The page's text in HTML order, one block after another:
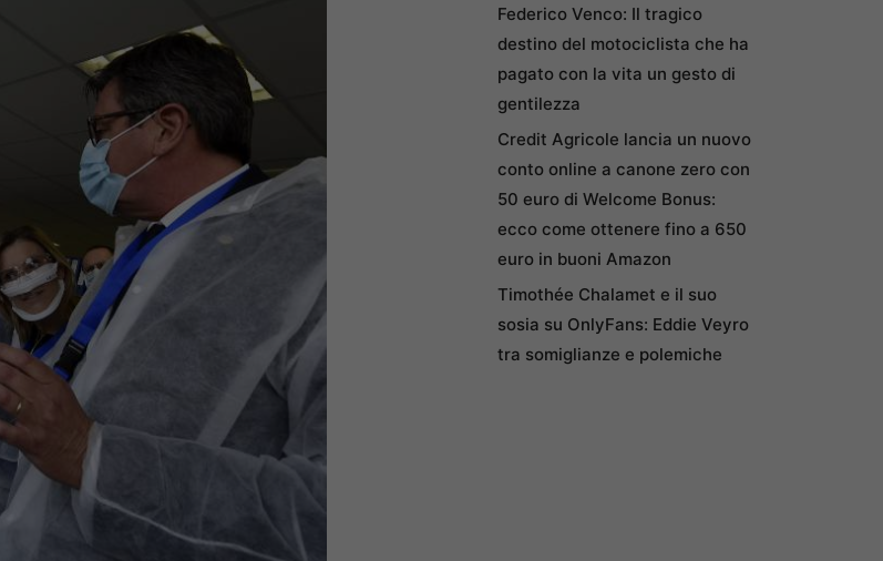
Federico Venco: Il tragico
destino del motociclista che ha
pagato con la vita un gesto di
gentilezza
Credit Agricole lancia un nuovo
conto online a canone zero con
50 euro di Welcome Bonus:
ecco come ottenere fino a 650
euro in buoni Amazon
Timothée Chalamet e il suo
sosia su OnlyFans: Eddie Veyro
tra somiglianze e polemiche